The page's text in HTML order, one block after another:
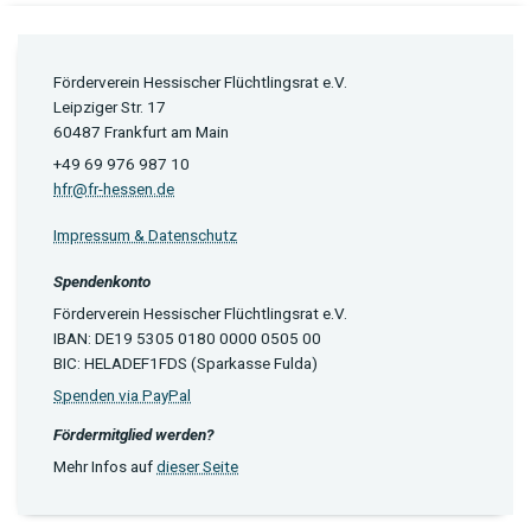
Förderverein Hessischer Flüchtlingsrat e.V.
Leipziger Str. 17
60487 Frankfurt am Main
+49 69 976 987 10
hfr@fr-hessen.de
Impressum & Datenschutz
Spendenkonto
Förderverein Hessischer Flüchtlingsrat e.V.
IBAN: DE19 5305 0180 0000 0505 00
BIC: HELADEF1FDS (Sparkasse Fulda)
Spenden via PayPal
Fördermitglied werden?
Mehr Infos aufdieser Seite